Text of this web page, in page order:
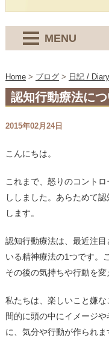
MENU
Home> ブログ> 日記 / Diary
認知行動療法に
2015年02月24日
こんにちは。
これまで、怒りのコント
ししました。あらためて
します。
認知行動療法は、最近注
いる精神療法の1つです。
その後の気持ちや行動を変
私たちは、楽しいこと嫌
間的に頭の中にイメージ
に、気分や行動が作られま